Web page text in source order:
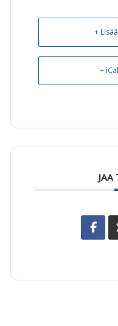
+
+
JAA